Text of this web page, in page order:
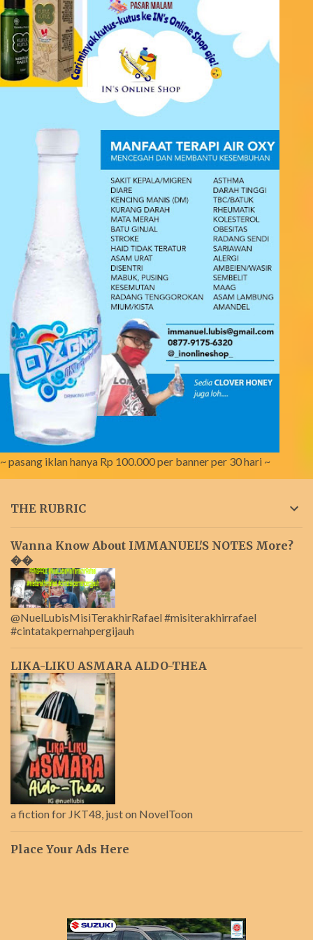
~ pasang iklan hanya Rp 100.000 per banner per 30 hari ~
THE RUBRIC
Wanna Know About IMMANUEL'S NOTES More?
��
@NuelLubisMisiTerakhirRafael #misiterakhirrafael
#cintatakpernahpergijauh
LIKA-LIKU ASMARA ALDO-THEA
a fiction for JKT48, just on NovelToon
Place Your Ads Here